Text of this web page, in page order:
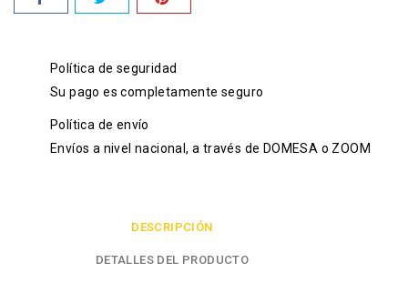
Política de seguridad
Su pago es completamente seguro
Política de envío
Envíos a nivel nacional, a través de DOMESA o ZOOM
DESCRIPCIÓN
DETALLES DEL PRODUCTO